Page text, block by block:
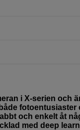
i X-serien och
fotoentusiaster
och enkelt åt
med deep